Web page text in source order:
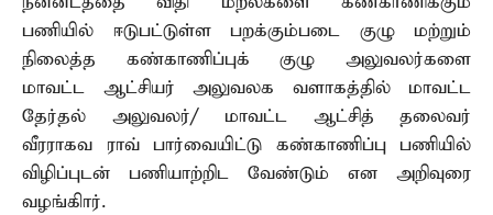
பணியில் ஈடுபட்டுள்ள பறக்கும்படை குழு மற்றும்
நிலைத்த கண்காணிப்புக் குழு அலுவலர்களை
மாவட்ட ஆட்சியர் அலுவலக வளாகத்தில் மாவட்ட
தேர்தல் அலுவலர்/ மாவட்ட ஆட்சித் தலைவர்
வீரராகவ ராவ் பார்வையிட்டு கண்காணிப்பு பணியில்
விழிப்புடன் பணியாற்றிட வேண்டும் என அறிவுரை
வழங்கிார்.